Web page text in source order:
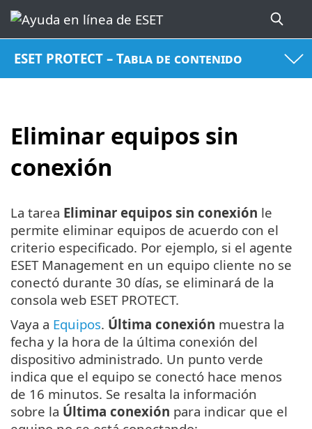
ESET PROTECT – Tabla de contenido
Eliminar equipos sin
conexión
La tarea Eliminar equipos sin conexión le
permite eliminar equipos de acuerdo con el
criterio especificado. Por ejemplo, si el agente
ESET Management en un equipo cliente no se
conectó durante 30 días, se eliminará de la
consola web ESET PROTECT.
Vaya a Equipos. Última conexión muestra la
fecha y la hora de la última conexión del
dispositivo administrado. Un punto verde
indica que el equipo se conectó hace menos
de 16 minutos. Se resalta la información
sobre la Última conexión para indicar que el